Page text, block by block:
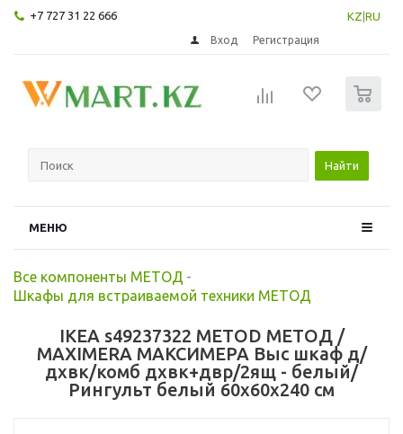
+7 727 31 22 666 KZ RU
Вход Регистрация
Найти
МЕНЮ
Все компоненты МЕТОД -
Шкафы для встраиваемой техники МЕТОД
IKEA s49237322 METOD МЕТОД /
MAXIMERA МАКСИМЕРА Выс шкаф д/
дхвк/комб дхвк+двр/2ящ - белый/
Рингульт белый 60x60x240 см